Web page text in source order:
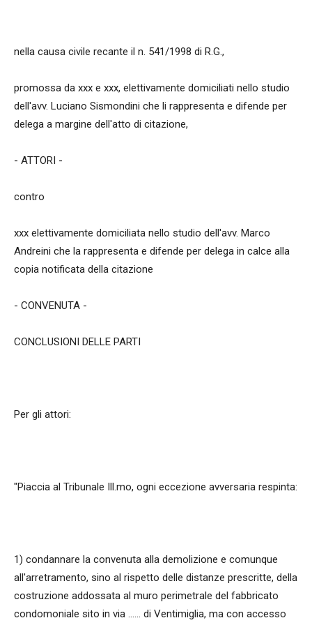
nella causa civile recante il n. 541/1998 di R.G.,
promossa da xxx e xxx, elettivamente domiciliati nello studio
dell'avv. Luciano Sismondini che li rappresenta e difende per
delega a margine dell'atto di citazione,
- ATTORI -
contro
xxx elettivamente domiciliata nello studio dell'avv. Marco
Andreini che la rappresenta e difende per delega in calce alla
copia notificata della citazione
- CONVENUTA -
CONCLUSIONI DELLE PARTI
Per gli attori:
"Piaccia al Tribunale Ill.mo, ogni eccezione avversaria respinta:
1) condannare la convenuta alla demolizione e comunque
all'arretramento, sino al rispetto delle distanze prescritte, della
costruzione addossata al muro perimetrale del fabbricato
condomoniale sito in via ...... di Ventimiglia, ma con accesso